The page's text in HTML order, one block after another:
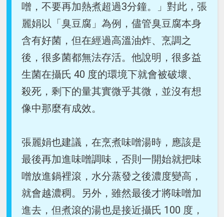
噌，不要再加熱煮超過3分鐘。」對此，張
麗娟以「臭豆腐」為例，儘管臭豆腐本身
含有好菌，但在經過高溫油炸、烹調之
後，很多菌都無法存活。他說明，很多益
生菌在攝氏 40 度的環境下就會被破壞、
殺死，剩下的量其實微乎其微，並沒有想
像中那麼有成效。
張麗娟也建議，在烹煮味噌湯時，應該是
最後再加進味噌調味，否則一開始就把味
噌放進鍋裡滾，水分蒸發之後濃度變高，
就會越濃稠。另外，雖然最後才將味噌加
進去，但煮滾的湯也是接近攝氏 100 度，